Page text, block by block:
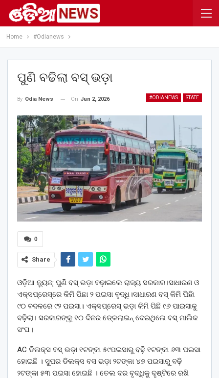
Home #Odianews
ପୁଣି ବଢିଲା ବସ୍ ଭଡ଼ା
#ODIANEWS STATE
By Odia News On Jun 2, 2026
0
Share
ଓଡ଼ିଆ ନ୍ୟୁଜ୍: ପୁଣି ବସ୍ ଭଡ଼ା ବଢ଼ାଇଲେ ରାଜ୍ୟ ସରକାର।ସାଧାରଣ ଓ
ଏକ୍ସପ୍ରେସ୍‌ରେ କିମି ପିଛା ୨ ପଇସା ବୃଦ୍ଧି।ସାଧାରଣ ବସ୍‌ କିମି ପିଛିା
୯୦ ବଦଳରେ ୯୨ ପଇସା। ଏକ୍ସପ୍ରେସ୍ ଭଡ଼ା କିମି ପିଛି ୯୬ ପାଇସାକୁ
ବଢ଼ିଲା। ସରକାରଙ୍କୁ ୧୦ ଦିନର ଡେ୍‌ଳଲାଇନ୍ ଦେଇଥିଲେ ବସ୍ ମାଲିକ
ସଂଘ।
AC ଡିଲକ୍ସ ବସ୍ ଭଡ଼ା ୧ଟଙ୍କା ୫୯ପଇସାରୁ ବଢ଼ି ୧ଟଙ୍କା ୬୩ ପଇସା
ହୋଇଛି । ସୁପର ଡିଲକ୍ସ ବସ ଭଡ଼ା ୨ଟଙ୍କା ୪୭ ପଇସାରୁ ବଢ଼ି
୨ଟଙ୍କା ୫୩ ପଇସା ହୋଇଛି । ତେଲ ଦର ବୃଦ୍ଧିକୁ ଦୃଷ୍ଟିରେ ରଖି